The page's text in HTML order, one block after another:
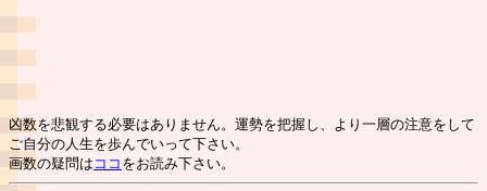
凶数を悲観する必要はありません。運勢を把握し、より一層の注意をして
ご自分の人生を歩んでいって下さい。
画数の疑問は ココ をお読み下さい。